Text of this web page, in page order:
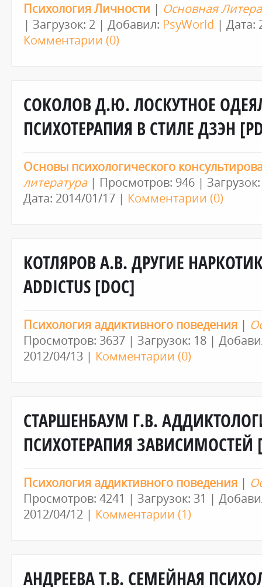
Психология Личности | Основная
| Загрузок: 2 | Добавил: PsyWorld | Дата:
Комментарии (0)
СОКОЛОВ Д.Ю. ЛОСКУТНОЕ
ПСИХОТЕРАПИЯ В СТИЛЕ ДЗЭН
Основы психологического
литература| Просмотров: 946 |
Дата: 2014/01/17 | Комментарии (0)
КОТЛЯРОВ А.В. ДРУГИЕ
ADDICTUS [DOC]
Психология аддиктивного поведения |
Просмотров: 3637 | Загрузок: 18 |
2012/04/13 | Комментарии (0)
СТАРШЕНБАУМ Г.В.
ПСИХОТЕРАПИЯ ЗАВИСИМОСТЕЙ
Психология аддиктивного поведения |
Просмотров: 4241 | Загрузок: 31 |
2012/04/12 | Комментарии (1)
АНДРЕЕВА Т.В. СЕМЕЙНАЯ